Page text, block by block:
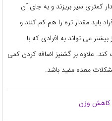
کمتری سیر بریزند و به جای آن
باید مقدار تره را هم کم کنند و
می تواند به افرادی که با
علاوه بر گشنیز اضافه کردن کمی
معده مفید باشد.
کاهش وزن